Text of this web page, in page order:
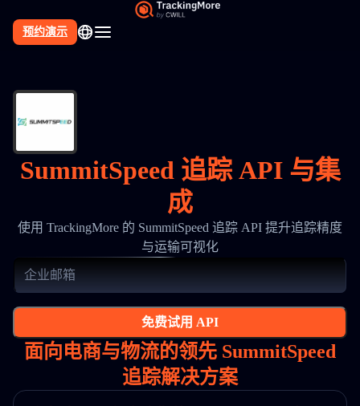
预约演示
SummitSpeed 追踪 API 与集
成
使用 TrackingMore 的 SummitSpeed 追踪 API 提升追踪精度
与运输可视化
免费试用 API
面向电商与物流的领先 SummitSpeed
追踪解决方案